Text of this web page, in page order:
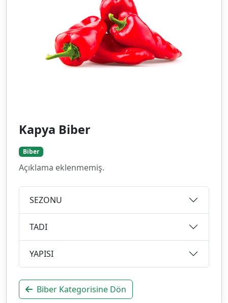
Kapya Biber
Biber
Açıklama eklenmemiş.
SEZONU
TADI
YAPISI
Biber Kategorisine Dön